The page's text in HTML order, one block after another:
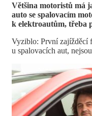
Většina motoristů má
auto se spalovacím
k elektroautům, třeba
Vyziblo: První zajížděcí
u spalovacích aut,